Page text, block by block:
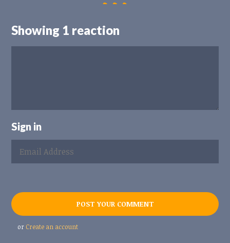
Showing 1 reaction
Sign in
or Create an account